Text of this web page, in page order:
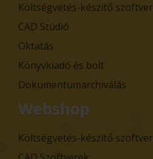
Költségvetés-készítő
CAD Stúdió
Oktatás
Könyvkiadó és bolt
Dokumentumarchiválás
Webshop
Költségvetés-készítő